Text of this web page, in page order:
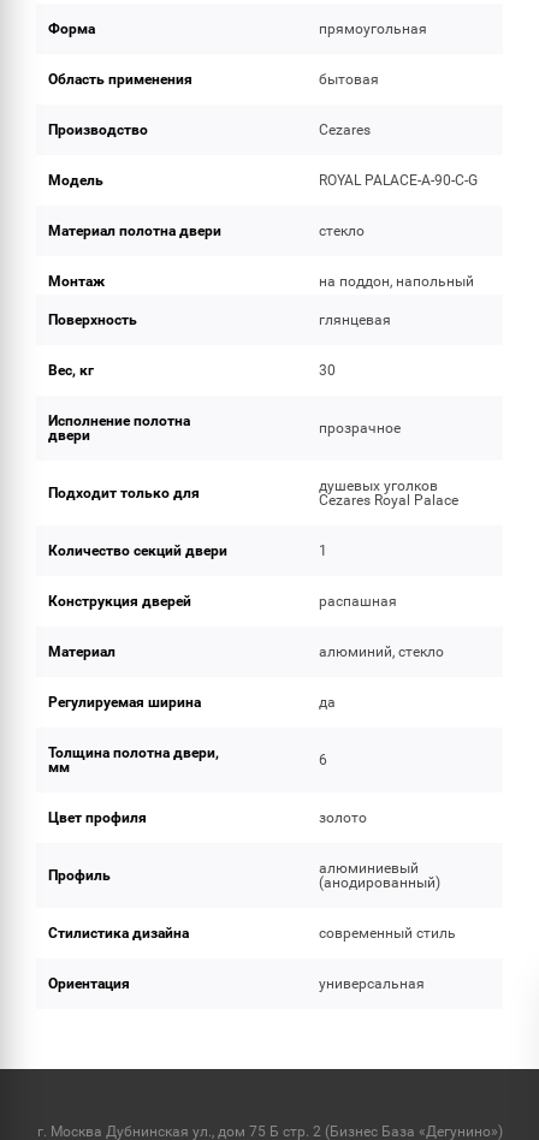
Форма прямоугольная
Область применения бытовая
Производство Cezares
Модель ROYAL PALACE-A-90-C-G
Материал полотна двери стекло
Монтаж на поддон, напольный
Поверхность глянцевая
Вес, кг 30
Исполнение полотна
двери
прозрачное
Подходит только для
душевых уголков
Cezares Royal Palace
Количество секций двери 1
Конструкция дверей распашная
Материал алюминий, стекло
Регулируемая ширина да
Толщина полотна двери,
мм
6
Цвет профиля золото
Профиль
алюминиевый
(анодированный)
Стилистика дизайна современный стиль
Ориентация универсальная
г. Москва Дубнинская ул., дом 75 Б стр. 2 (Бизнес База «Дегунино»)